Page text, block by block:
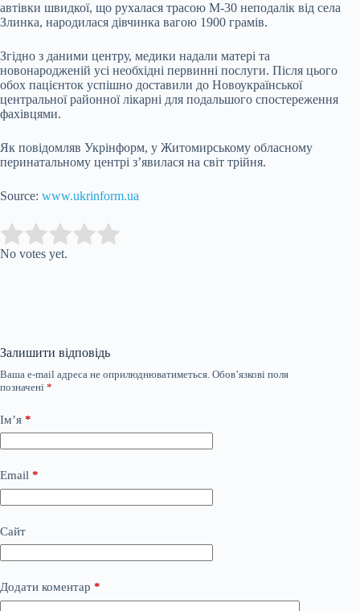
автівки швидкої, що рухалася трасою М-30 неподалік від села
Злинка, народилася дівчинка вагою 1900 грамів.
Згідно з даними центру, медики надали матері та
новонародженій усі необхідні первинні послуги. Після цього
обох пацієнток успішно доставили до Новоукраїнської
центральної районної лікарні для подальшого спостереження
фахівцями.
Як повідомляв Укрінформ, у Житомирському обласному
перинатальному центрі з’явилася на світ трійня.
Source: www.ukrinform.ua
Rate this item:
No votes yet.
Залишити відповідь
Ваша e-mail адреса не оприлюднюватиметься. Обов’язкові поля
позначені *
Ім’я *
Email *
Сайт
Додати коментар *